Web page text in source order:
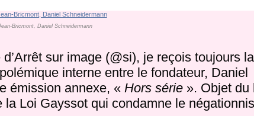
Bricmont, Daniel Schneidermann
sur image (@si), je reçois toujours la
interne entre le fondateur, Daniel
émission annexe, « Hors série». Objet du
Loi Gayssot qui condamne le